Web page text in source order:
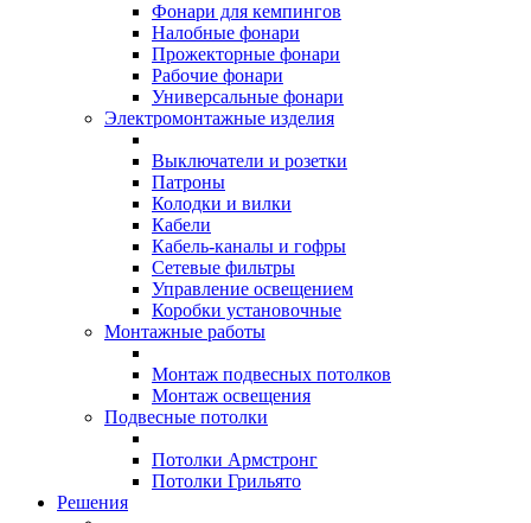
Фонари для кемпингов
Налобные фонари
Прожекторные фонари
Рабочие фонари
Универсальные фонари
Электромонтажные изделия
Выключатели и розетки
Патроны
Колодки и вилки
Кабели
Кабель-каналы и гофры
Сетевые фильтры
Управление освещением
Коробки установочные
Монтажные работы
Монтаж подвесных потолков
Монтаж освещения
Подвесные потолки
Потолки Армстронг
Потолки Грильято
Решения